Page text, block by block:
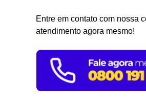
Entre em contato com nossa
atendimento agora mesmo!